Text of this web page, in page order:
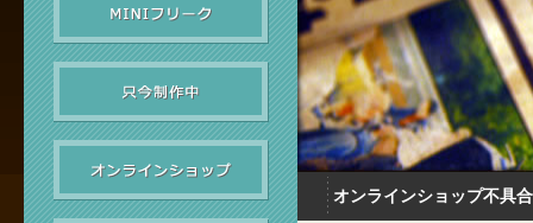
オンラインショップ不具